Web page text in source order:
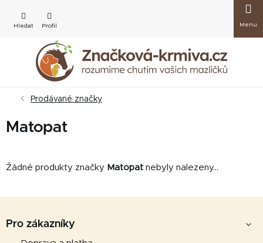
obsah
košík
Prodávané značky
Matopat
Žádné produkty značky Matopat nebyly nalezeny...
Pro zákazníky